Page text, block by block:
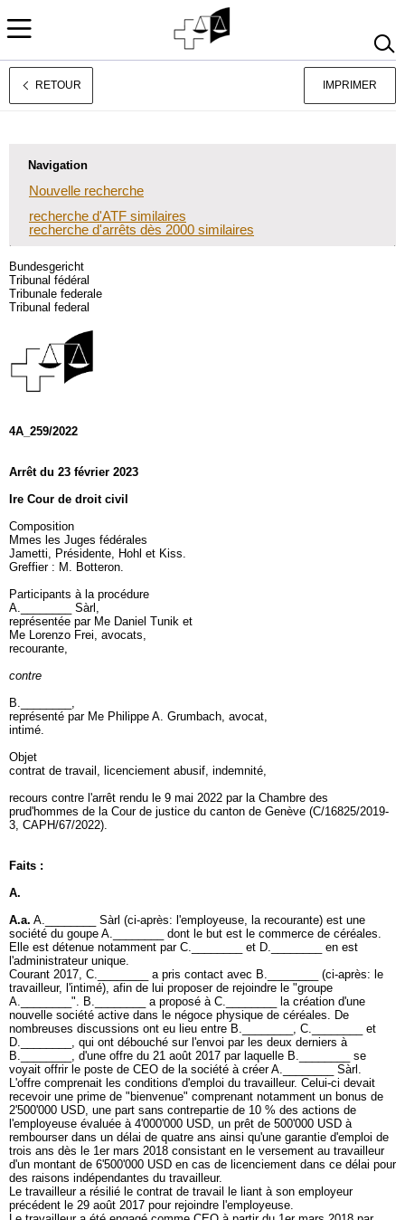
Deutsch
RETOUR IMPRIMER
Navigation
Nouvelle recherche
recherche d'ATF similaires
recherche d'arrêts dès 2000 similaires
Bundesgericht
Tribunal fédéral
Tribunale federale
Tribunal federal
4A_259/2022
Arrêt du 23 février 2023
Ire Cour de droit civil
Composition
Mmes les Juges fédérales
Jametti, Présidente, Hohl et Kiss.
Greffier : M. Botteron.
Participants à la procédure
A.________ Sàrl,
représentée par Me Daniel Tunik et
Me Lorenzo Frei, avocats,
recourante,
contre
B.________,
représenté par Me Philippe A. Grumbach, avocat,
intimé.
Objet
contrat de travail, licenciement abusif, indemnité,
recours contre l'arrêt rendu le 9 mai 2022 par la Chambre des
prud'hommes de la Cour de justice du canton de Genève (C/16825/2019-
3, CAPH/67/2022).
Faits :
A.
A.a. A.________ Sàrl (ci-après: l'employeuse, la recourante) est une
société du goupe A.________ dont le but est le commerce de céréales.
Elle est détenue notamment par C.________ et D.________ en est
l'administrateur unique.
Courant 2017, C.________ a pris contact avec B.________ (ci-après: le
travailleur, l'intimé), afin de lui proposer de rejoindre le "groupe
A.________". B.________ a proposé à C.________ la création d'une
nouvelle société active dans le négoce physique de céréales. De
nombreuses discussions ont eu lieu entre B.________, C.________ et
D.________, qui ont débouché sur l'envoi par les deux derniers à
B.________, d'une offre du 21 août 2017 par laquelle B.________ se
voyait offrir le poste de CEO de la société à créer A.________ Sàrl.
L'offre comprenait les conditions d'emploi du travailleur. Celui-ci devait
recevoir une prime de "bienvenue" comprenant notamment un bonus de
2'500'000 USD, une part sans contrepartie de 10 % des actions de
l'employeuse évaluée à 4'000'000 USD, un prêt de 500'000 USD à
rembourser dans un délai de quatre ans ainsi qu'une garantie d'emploi de
trois ans dès le 1er mars 2018 consistant en le versement au travailleur
d'un montant de 6'500'000 USD en cas de licenciement dans ce délai pour
des raisons indépendantes du travailleur.
Le travailleur a résilié le contrat de travail le liant à son employeur
précédent le 29 août 2017 pour rejoindre l'employeuse.